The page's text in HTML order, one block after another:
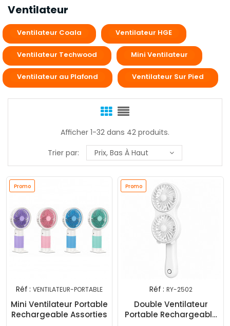
Ventilateur
Ventilateur Coala Ventilateur HGE
Ventilateur Techwood Mini Ventilateur
Ventilateur au Plafond Ventilateur Sur Pied
Afficher 1-32 dans 42 produits.
Trier par:
Prix, Bas À Haut
Promo
Réf : VENTILATEUR-PORTABLE
Mini Ventilateur Portable
Rechargeable Assorties
Promo
Réf : RY-2502
Double Ventilateur
Portable Rechargeable